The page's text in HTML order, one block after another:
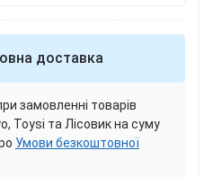
доставка
замовленні товарів
Toysi та Лісовик на суму
Умови безкоштовної